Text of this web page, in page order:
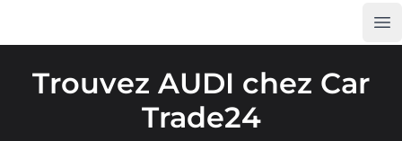
Trouvez AUDI chez Car
Trade24